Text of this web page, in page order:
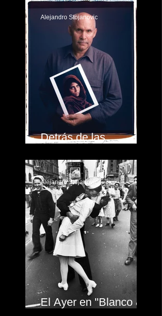
Detrás de las
Alejandro Stojanovic
El Ayer en "Blanco &
Alejandro Stojanovic